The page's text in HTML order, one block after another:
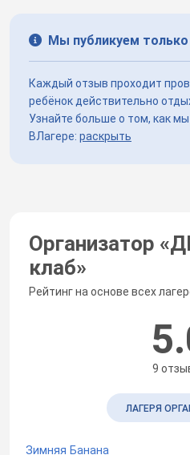
Мы публикуем
Каждый отзыв проходит
ребёнок действительно
Узнайте больше о том, как
ВЛагере: раскрыть
Организатор «
клаб»
Рейтинг на основе всех
9
ЛАГЕРЯ
Зимняя Банана